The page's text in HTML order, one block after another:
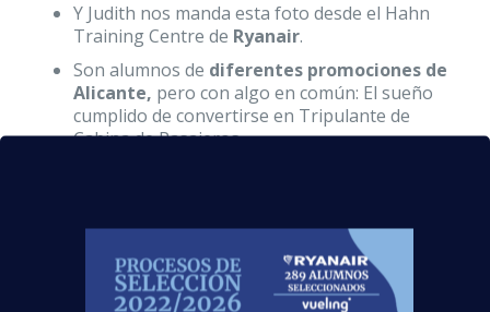
Y Judith nos manda esta foto desde el Hahn
Training Centre de Ryanair.
Son alumnos de diferentes promociones de
Alicante, pero con algo en común: El sueño
cumplido de convertirse en Tripulante de
Cabina de Pasajeros.
Estudios Aeronáuticos más grande de España
han conseguido su objetivo. ¡Enhorabuena
todos ellos!